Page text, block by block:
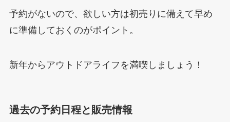
予約がないので、欲しい方は初売りに備えて早め
に準備しておくのがポイント。
新年からアウトドアライフを満喫しましょう！
過去の予約日程と販売情報